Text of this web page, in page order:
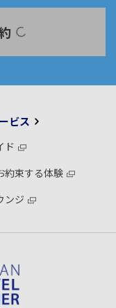
ビス
ド
約束する体験
ンジ